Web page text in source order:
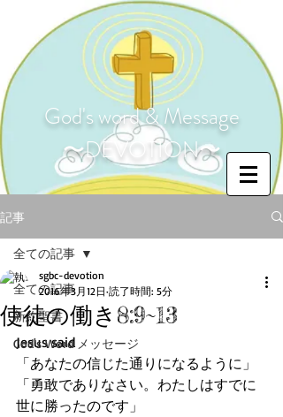
God's word & Message
〜DEVOTION〜
記事
全ての記事
新約聖書
God's Word メッセージ
全ての記事
使徒の働き8:9~13
sgbc-devotion
2016年3月12日 読了時間: 5分
Jesus said
「あなたの信じた通りになるように」
「勇敢でありなさい。わたしはすでに
世に勝ったのです」